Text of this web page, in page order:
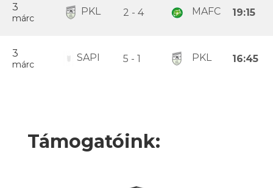
3
márc
PKL 2 - 4 MAFC 19:15
3
márc
SAPI 5 - 1 PKL 16:45
Támogatóink: